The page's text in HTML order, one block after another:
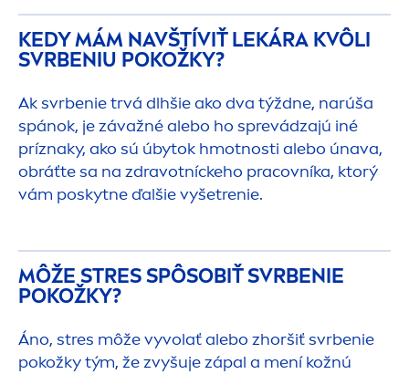
KEDY MÁM NAVŠTÍVIŤ LEKÁRA KVÔLI
SVRBENIU POKOŽKY?
Ak svrbenie trvá dlhšie ako dva týždne, narúša
spánok, je závažné alebo ho sprevádzajú iné
príznaky, ako sú úbytok hmotnosti alebo únava,
obráťte sa na zdravotníckeho pracovníka, ktorý
vám poskytne ďalšie vyšetrenie.
MÔŽE STRES SPÔSOBIŤ SVRBENIE
POKOŽKY?
Áno, stres môže vyvolať alebo zhoršiť svrbenie
pokožky tým, že zvyšuje zápal a mení kožnú